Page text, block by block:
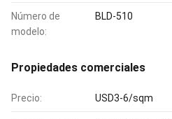
Número de
modelo:
BLD-510
Propiedades comerciales
Precio: USD3-6/sqm